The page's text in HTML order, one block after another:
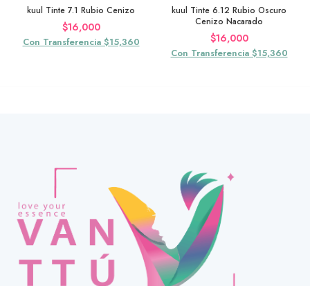
kuul Tinte 7.1 Rubio Cenizo
$16,000
Con Transferencia $15,360
kuul Tinte 6.12 Rubio Oscuro
Cenizo Nacarado
$16,000
Con Transferencia $15,360